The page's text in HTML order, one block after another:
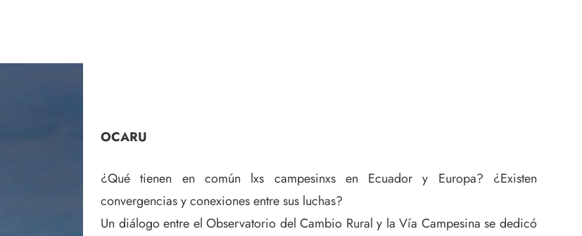
OCARU
¿Qué tienen en común lxs campesinxs en Ecuador y Europa? ¿Existen
convergencias y conexiones entre sus luchas?
Un diálogo entre el Observatorio del Cambio Rural y la Vía Campesina se dedicó